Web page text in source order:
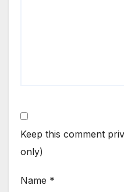
Keep this comment
only)
Name *